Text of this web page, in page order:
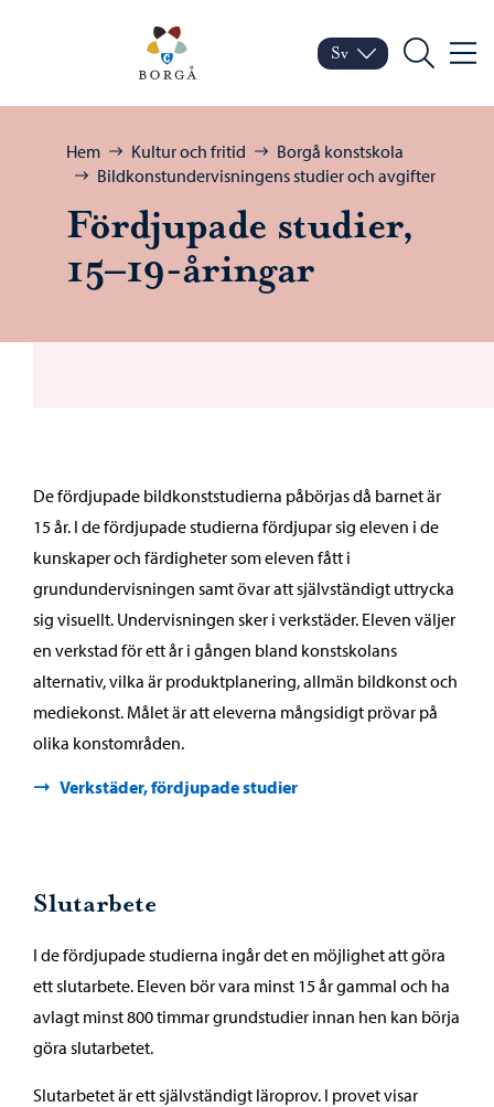
Porvoo – Gå till
Byt språk
Nuvarande språk:
Sv
Sök Meny
Bläddra:
Hem Kultur och fritid
Borgå konstskola
Bildkonstundervisningens studier och avgifter
Fördjupade studier,
15–19-åringar
De fördjupade bildkonststudierna påbörjas då barnet är
15 år. I de fördjupade studierna fördjupar sig eleven i de
kunskaper och färdigheter som eleven fått i
grundundervisningen samt övar att självständigt uttrycka
sig visuellt. Undervisningen sker i verkstäder. Eleven väljer
en verkstad för ett år i gången bland konstskolans
alternativ, vilka är produktplanering, allmän bildkonst och
mediekonst. Målet är att eleverna mångsidigt prövar på
olika konstområden.
Verkstäder, fördjupade studier
Slutarbete
I de fördjupade studierna ingår det en möjlighet att göra
ett slutarbete. Eleven bör vara minst 15 år gammal och ha
avlagt minst 800 timmar grundstudier innan hen kan börja
göra slutarbetet.
Slutarbetet är ett självständigt läroprov. I provet visar